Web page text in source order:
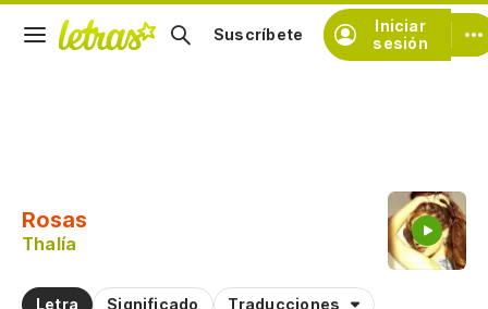
Iniciar
sesión
Suscríbete
Rosas
Thalía
Letra Significado Traducciones
Practicar la pronunciación de